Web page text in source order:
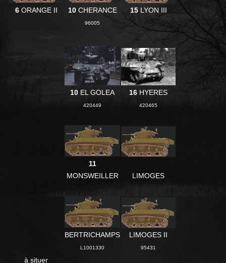
6 ORANGE II 10CHERANCE
96005
15 LYON III
10 EL GOLEA
420449
16 HYERES
420465
11
MONSWEILLER
LIMOGES
BERTRICHAMPS
L1001330
LIMOGES II
95431
à situer